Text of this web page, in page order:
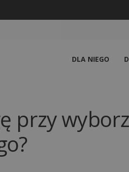
DLA NIEGO
przy